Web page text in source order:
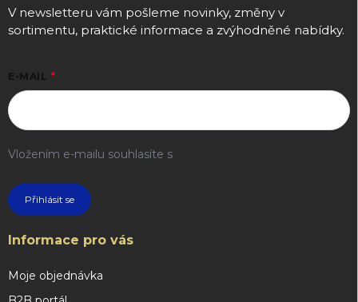
V newsletteru vám pošleme novinky, změny v
sortimentu, praktické informace a zvýhodněné nabídky.
E-MAIL
Vložením e-mailu souhlasíte s
Přihlásit se
Informace pro vás
Moje objednávka